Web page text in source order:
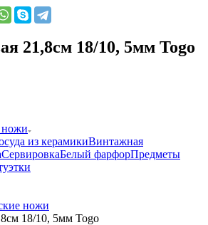
21,8см 18/10, 5мм Togo
ножи
из керамикиВинтажная
СервировкаБелый фарфорПредметы
ножи
18/10, 5мм Togo